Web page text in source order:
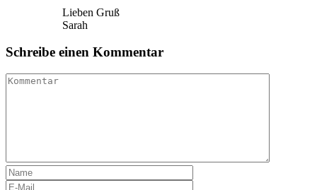
Lieben Gruß
Sarah
Schreibe einen Kommentar